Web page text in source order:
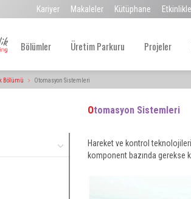
Kariyer Makaleler Kütüphane
Bölümler Üretim Parkuru Projeler
Bölümü Otomasyon Sistemleri
Otomasyon Sistemleri
Hareket ve kontrol
komponent bazında gerekse